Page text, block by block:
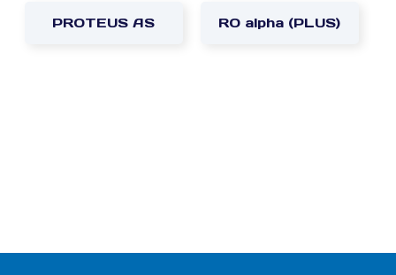
PROTEUS AS RO alpha (PLUS)